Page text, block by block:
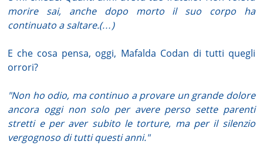
morire sai, anche dopo morto il suo corpo ha
continuato a saltare.(…)
E che cosa pensa, oggi, Mafalda Codan di tutti quegli
orrori?
"Non ho odio, ma continuo a provare un grande dolore
ancora oggi non solo per avere perso sette parenti
stretti e per aver subito le torture, ma per il silenzio
vergognoso di tutti questi anni."